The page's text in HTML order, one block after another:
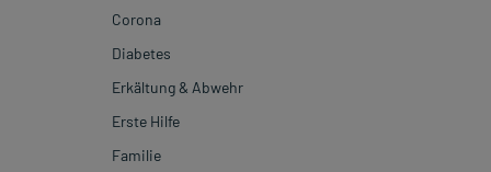
Bindehautentzündung
Gerstenkorn
Hörsturz
Kontaktlinsen
Kontaktlinsen reinigen
Asthma bronchiale
Bipolare Störung
Hashimoto-Thyreoiditis
Hepatitis
Multiple Sklerose
Corona
Coronaschutz Masken
Husten oder Corona
Krebs und Corona-Schnelltest
Diabetes
Diabetes mellitus
Diabetiker Fußpflege
Diabetiker Hautpflege
Erkältung & Abwehr
Bronchitis
Erkältung
Erste Hilfe
Erste Hilfe Kurs
Familie